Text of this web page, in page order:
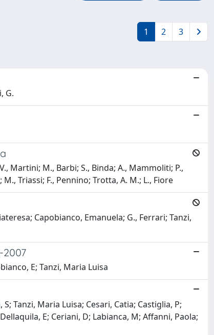
1 2 3
G.
Martini; M., Barbi; S., Binda; A., Mammoliti; P.,
Triassi; F., Pennino; Trotta, A. M.; L., Fiore
Capobianco, Emanuela; G., Ferrari; Tanzi,
E; Tanzi, Maria Luisa
Tanzi, Maria Luisa; Cesari, Catia; Castiglia, P;
E; Ceriani, D; Labianca, M; Affanni, Paola;